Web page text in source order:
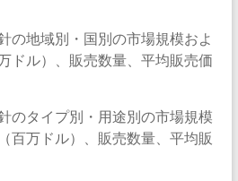
の地域別・国別の市場規模およ
ドル）、販売数量、平均販売価
のタイプ別・用途別の市場規模
百万ドル）、販売数量、平均販